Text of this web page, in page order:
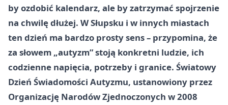
by ozdobić kalendarz, ale by zatrzymać spojrzenie
na chwilę dłużej. W Słupsku i w innych miastach
ten dzień ma bardzo prosty sens – przypomina, że
za słowem „autyzm” stoją konkretni ludzie, ich
codzienne napięcia, potrzeby i granice. Światowy
Dzień Świadomości Autyzmu, ustanowiony przez
Organizację Narodów Zjednoczonych w 2008